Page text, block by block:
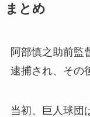
まとめ
阿部慎之助前監
逮捕され、その
当初、巨人球団